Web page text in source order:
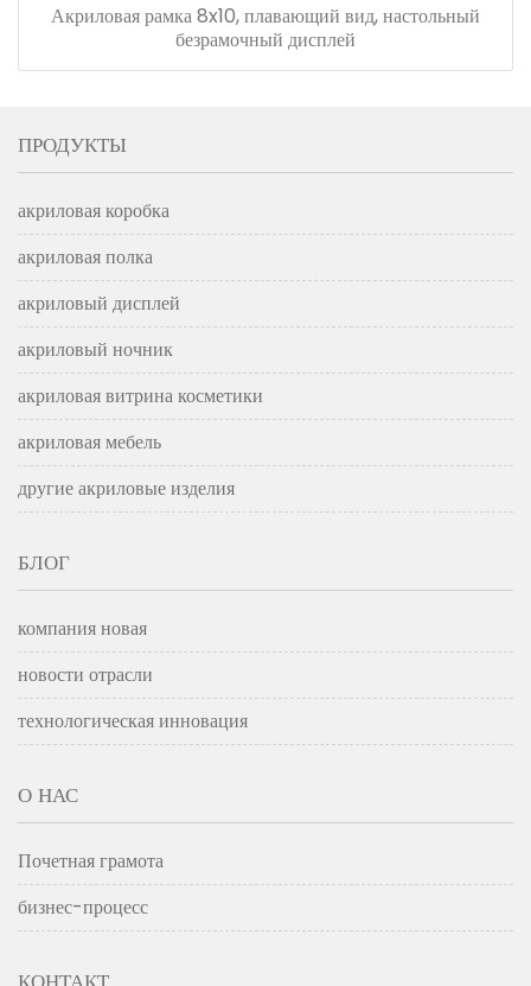
Акриловая рамка 8x10, плавающий вид, настольный
безрамочный дисплей
ПРОДУКТЫ
акриловая коробка
акриловая полка
акриловый дисплей
акриловый ночник
акриловая витрина косметики
акриловая мебель
другие акриловые изделия
БЛОГ
компания новая
новости отрасли
технологическая инновация
О НАС
Почетная грамота
бизнес-процесс